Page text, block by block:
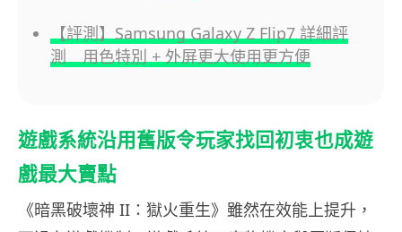
【評測】Samsung Galaxy Z Flip7 詳細評
測 用色特別 + 外屏更大使用更方便
遊戲系統沿用舊版令玩家找回初衷也成遊
戲最大賣點
《暗黑破壞神 II：獄火重生》雖然在效能上提升，